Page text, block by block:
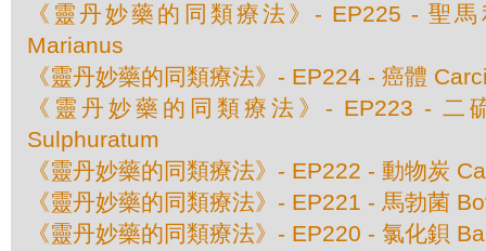
《靈丹妙藥的同類療法》- EP225 - 聖
Marianus
《靈丹妙藥的同類療法》- EP224 - 癌體
《靈丹妙藥的同類療法》- EP223 - 二
Sulphuratum
《靈丹妙藥的同類療法》- EP222 - 動物炭
《靈丹妙藥的同類療法》- EP221 - 馬勃菌
《靈丹妙藥的同類療法》- EP220 - 氯化鋇